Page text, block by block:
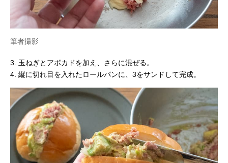
筆者撮影
3. 玉ねぎとアボカドを加え、さらに混ぜる。
4. 縦に切れ目を入れたロールパンに、3をサンドして完成。